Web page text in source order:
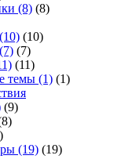
(8) (8)
(10) (10)
(7) (7)
(11)
темы (1) (1)
(9)
(19) (19)